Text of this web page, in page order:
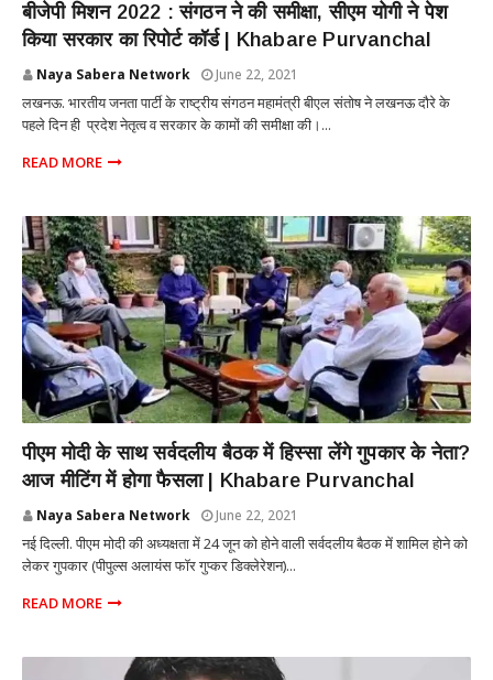
बीजेपी मिशन 2022 : संगठन ने की समीक्षा, सीएम योगी ने पेश
किया सरकार का रिपोर्ट कॉर्ड | Khabare Purvanchal
Naya Sabera Network June 22, 2021
लखनऊ. भारतीय जनता पार्टी के राष्ट्रीय संगठन महामंत्री बीएल संतोष ने लखनऊ दौरे के
पहले दिन ही प्रदेश नेतृत्व व सरकार के कामों की समीक्षा की।...
READ MORE
पीएम मोदी के साथ सर्वदलीय बैठक में हिस्सा लेंगे गुपकार के नेता?
आज मीटिंग में होगा फैसला | Khabare Purvanchal
Naya Sabera Network June 22, 2021
नई दिल्ली. पीएम मोदी की अध्यक्षता में 24 जून को होने वाली सर्वदलीय बैठक में शामिल होने को
लेकर गुपकार (पीपुल्स अलायंस फॉर गुप्कर डिक्लेरेशन)...
READ MORE